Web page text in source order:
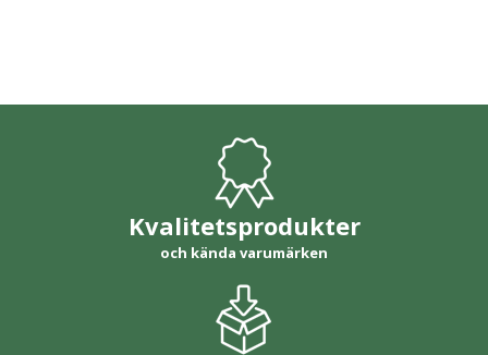
Kvalitetsprodukter
och kända varumärken